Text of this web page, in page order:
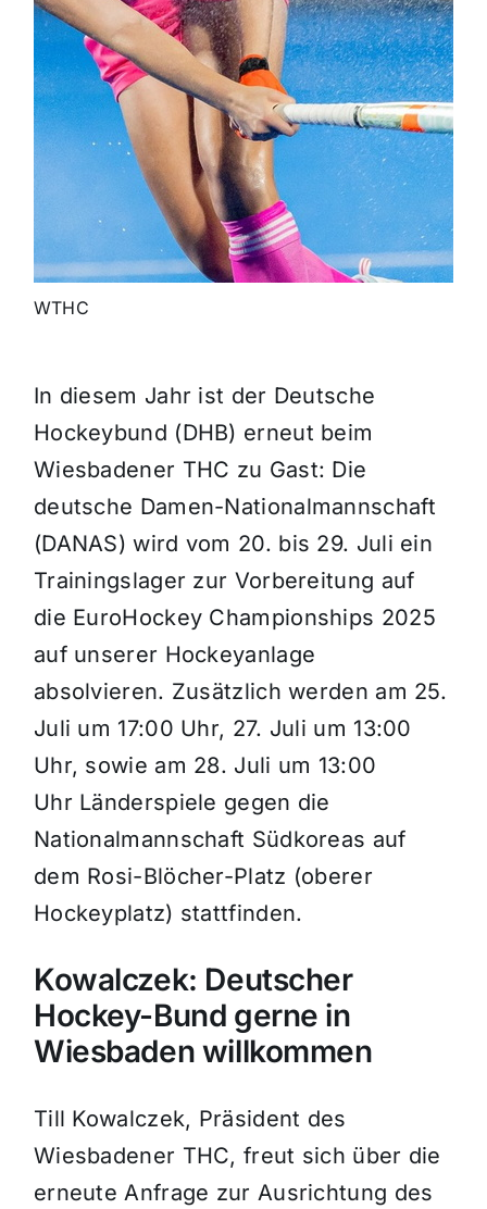
WTHC
In diesem Jahr ist der Deutsche
Hockeybund (DHB) erneut beim
Wiesbadener THC zu Gast: Die
deutsche Damen-Nationalmannschaft
(DANAS) wird vom 20. bis 29. Juli ein
Trainingslager zur Vorbereitung auf
die EuroHockey Championships 2025
auf unserer Hockeyanlage
absolvieren. Zusätzlich werden am 25.
Juli um 17:00 Uhr, 27. Juli um 13:00
Uhr, sowie am 28. Juli um 13:00
Uhr Länderspiele gegen die
Nationalmannschaft Südkoreas auf
dem Rosi-Blöcher-Platz (oberer
Hockeyplatz) stattfinden.
Kowalczek: Deutscher
Hockey-Bund gerne in
Wiesbaden willkommen
Till Kowalczek, Präsident des
Wiesbadener THC, freut sich über die
erneute Anfrage zur Ausrichtung des